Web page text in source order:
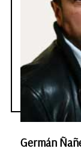
Germán